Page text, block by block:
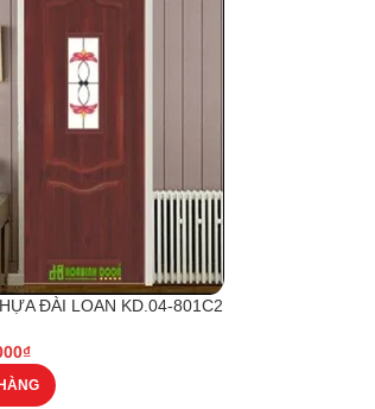
ĐÀI LOAN KD.04-801C2
₫